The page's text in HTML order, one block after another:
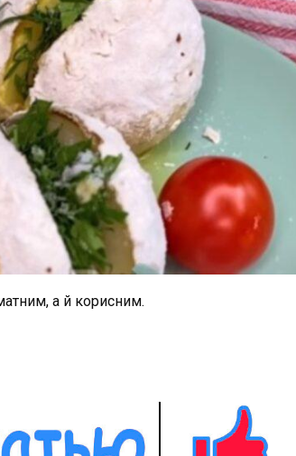
а й корисним.